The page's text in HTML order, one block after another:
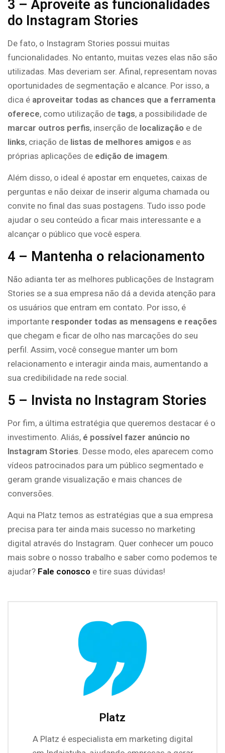
3 – Aproveite as funcionalidades
do Instagram Stories
De fato, o Instagram Stories possui muitas
funcionalidades. No entanto, muitas vezes elas não são
utilizadas. Mas deveriam ser. Afinal, representam novas
oportunidades de segmentação e alcance. Por isso, a
dica é aproveitar todas as chances que a ferramenta
oferece, como utilização de tags, a possibilidade de
marcar outros perfis, inserção de localização e de
links, criação de listas de melhores amigos e as
próprias aplicações de edição de imagem
Além disso, o ideal é apostar em enquetes, caixas de
perguntas e não deixar de inserir alguma chamada ou
convite no final das suas postagens. Tudo isso pode
ajudar o seu conteúdo a ficar mais interessante e a
alcançar o público que você espera.
4 – Mantenha o relacionamento
Não adianta ter as melhores publicações de Instagram
Stories se a sua empresa não dá a devida atenção para
os usuários que entram em contato. Por isso, é
importante responder todas as mensagens e reações
que chegam e ficar de olho nas marcações do seu
perfil. Assim, você consegue manter um bom
relacionamento e interagir ainda mais, aumentando a
sua credibilidade na rede social.
5 – Invista no Instagram Stories
Por fim, a última estratégia que queremos destacar é o
investimento. Aliás, é possível fazer anúncio no
Instagram Stories . Desse modo, eles aparecem como
vídeos patrocinados para um público segmentado e
geram grande visualização e mais chances de
conversões.
Aqui na Platz temos as estratégias que a sua empresa
precisa para ter ainda mais sucesso no marketing
digital através do Instagram. Quer conhecer um pouco
mais sobre o nosso trabalho e saber como podemos te
ajudar? Fale conosco e tire suas dúvidas!
Platz
A Platz é especialista em marketing digital